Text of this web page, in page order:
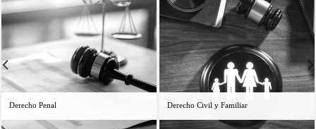
Derecho Penal Derecho Civil y Familiar